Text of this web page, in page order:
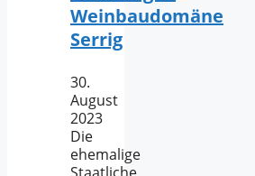
Weinbaudomäne
Serrig
30.
August
2023
Die
ehemalige